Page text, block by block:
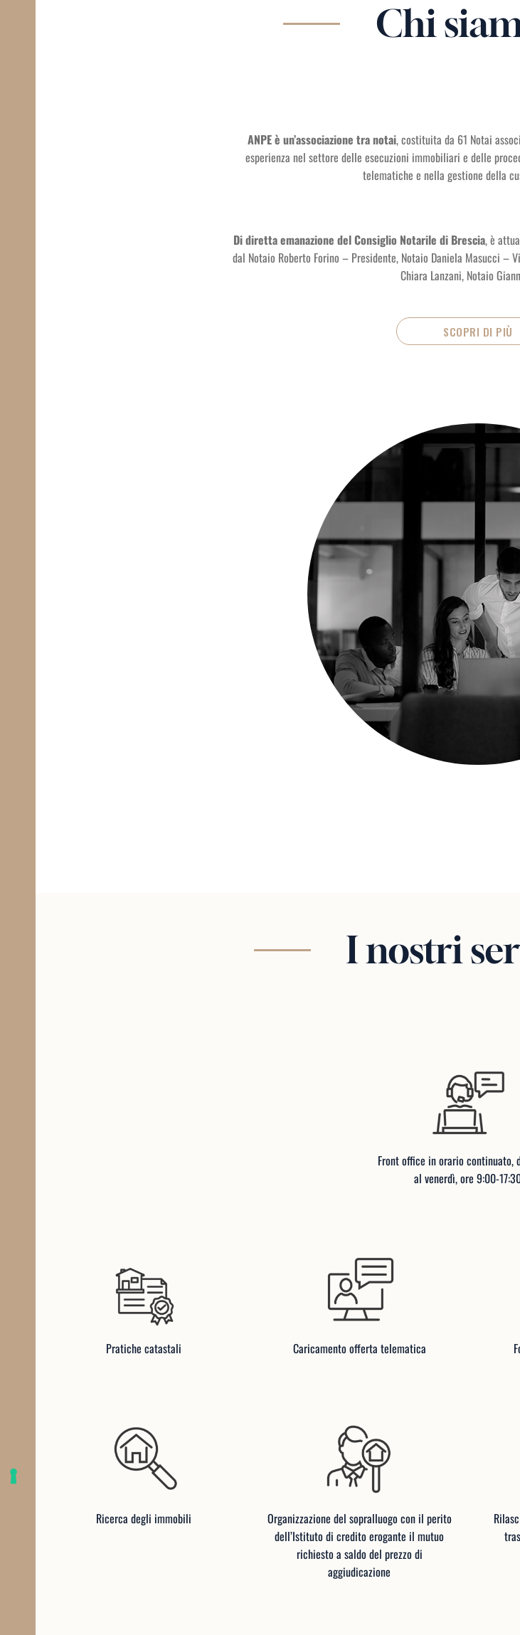
Chi
ANPE è un’associazione tra notai, costituita da 61 Notai
esperienza nel settore delle esecuzioni immobiliari e delle
telematiche e nella gestione della
Di diretta emanazione del Consiglio Notarile di Brescia, è
dal Notaio Roberto Forino – Presidente, Notaio Daniela Masucci –
Chiara Lanzani, Notaio
SCOPRI DI PIÙ
I nostri
Front office in orario continuato,
al venerdì, ore 9:00-
Pratiche catastali Caricamento offerta telematica
Ricerca degli immobili
Organizzazione del sopralluogo con il perito
dell’Istituto di credito erogante il mutuo
richiesto a saldo del prezzo di
aggiudicazione